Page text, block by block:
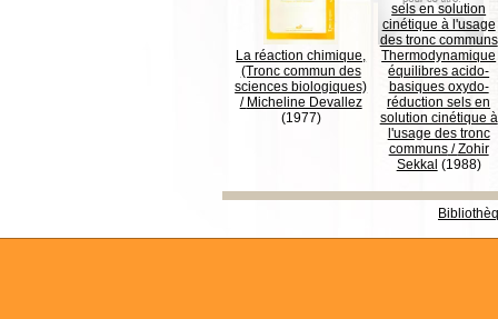
La réaction chimique,
(Tronc commun des
sciences biologiques)
/ Micheline Devallez
(1977)
Thermodynamique
équilibres acido-
basiques oxydo-
réduction sels en
solution cinétique à
l'usage des tronc
communs/Zohir
Sekkal (1988)